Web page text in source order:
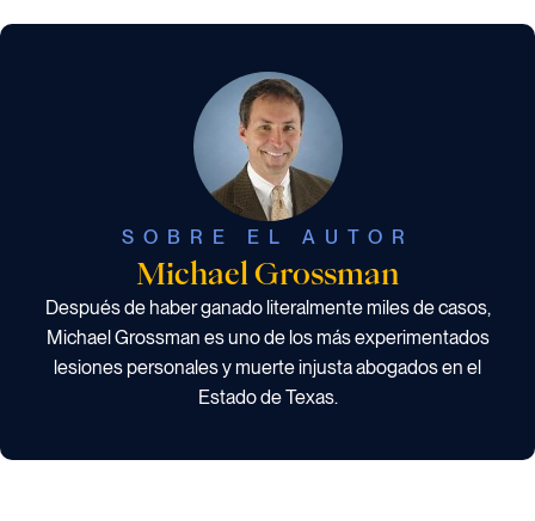
SOBRE EL AUTOR
Michael Grossman
Después de haber ganado literalmente miles de casos,
Michael Grossman es uno de los más experimentados
lesiones personales y muerte injusta abogados en el
Estado de Texas.